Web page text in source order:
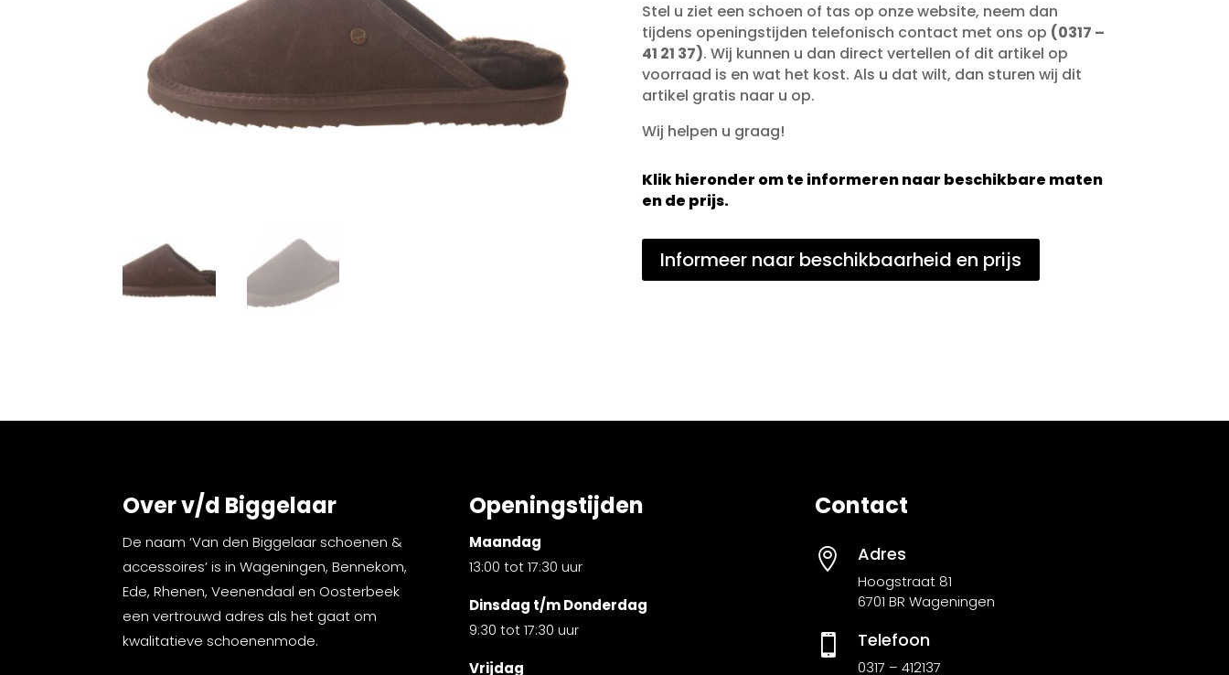
Stel u ziet een schoen of tas op onze website, neem dan
tijdens openingstijden telefonisch contact met ons op (0317 –
41 21 37). Wij kunnen u dan direct vertellen of dit artikel op
voorraad is en wat het kost. Als u dat wilt, dan sturen wij dit
artikel gratis naar u op.
Wij helpen u graag!
Klik hieronder om te informeren naar beschikbare maten
en de prijs.
Informeer naar beschikbaarheid en prijs
Over v/d Biggelaar
De naam ‘Van den Biggelaar schoenen &
accessoires’ is in Wageningen, Bennekom,
Ede, Rhenen, Veenendaal en Oosterbeek
een vertrouwd adres als het gaat om
kwalitatieve schoenenmode.
Openingstijden
Maandag
13:00 tot 17:30 uur
Dinsdag t/m Donderdag
9:30 tot 17:30 uur
Vrijdag
Contact
 Adres
Hoogstraat 81
6701 BR Wageningen
 Telefoon
0317 – 412137